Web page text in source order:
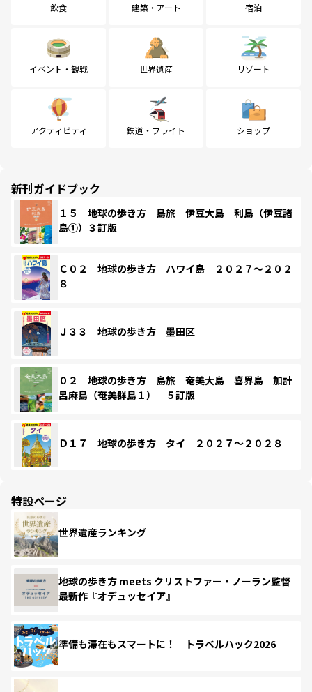
飲食 建築・アート 宿泊
イベント・観戦 世界遺産 リゾート
アクティビティ 鉄道・フライト ショップ
新刊ガイドブック
１５ 地球の歩き方 島旅 伊豆大島 利島（伊豆諸
島①）３訂版
Ｃ０２ 地球の歩き方 ハワイ島 ２０２７～２０２
８
Ｊ３３ 地球の歩き方 墨田区
０２ 地球の歩き方 島旅 奄美大島 喜界島 加計
呂麻島（奄美群島１） ５訂版
Ｄ１７ 地球の歩き方 タイ ２０２７～２０２８
特設ページ
世界遺産ランキング
地球の歩き方 meets クリストファー・ノーラン監督
最新作『オデュッセイア』
準備も滞在もスマートに！ トラベルハック2026